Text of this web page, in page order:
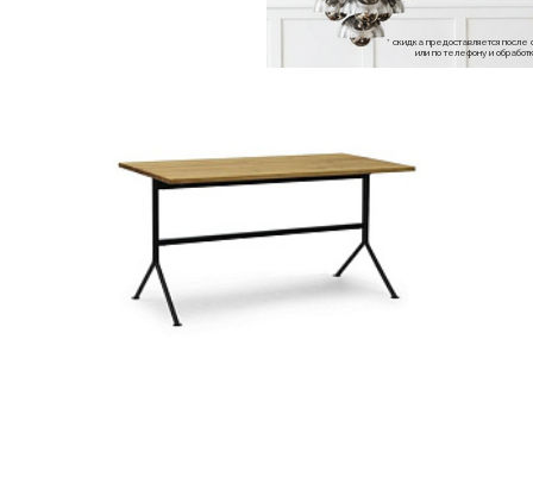
* скидка предоставляется
или по телефону и